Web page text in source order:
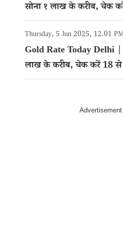
सोना १ लाख के करीब, चेक
गोल्ड का रेट
Thursday, 5 Jun 2025, 12.01
Gold Rate Today Delhi
लाख के करीब, चेक करें 18 से
का रेट